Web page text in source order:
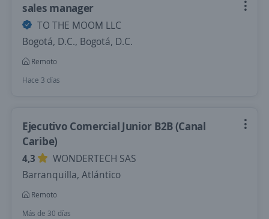
sales manager
TO THE MOOM LLC
Bogotá, D.C., Bogotá, D.C.
Remoto
Hace 3 días
Ejecutivo Comercial Junior B2B (Canal
Caribe)
4,3
WONDERTECH SAS
Barranquilla, Atlántico
Remoto
Más de 30 días